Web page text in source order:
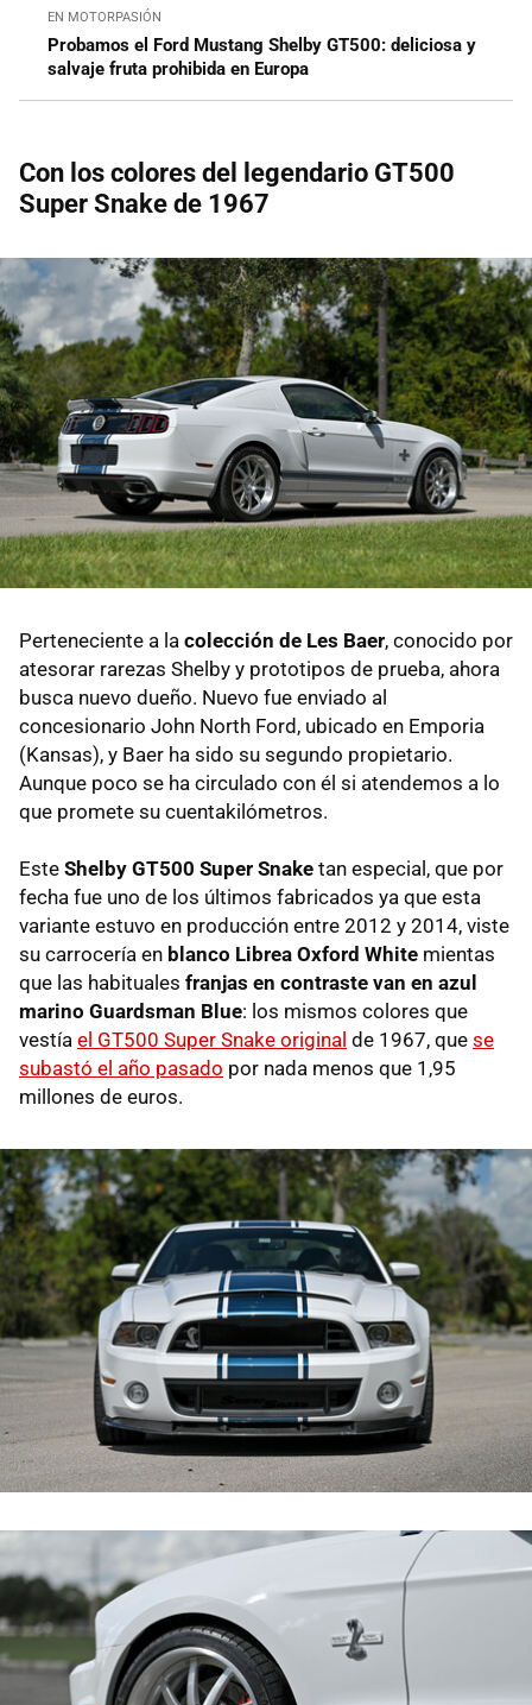
EN MOTORPASIÓN
Probamos el Ford Mustang Shelby GT500: deliciosa y
salvaje fruta prohibida en Europa
Con los colores del legendario GT500
Super Snake de 1967
Perteneciente a la colección de Les Baer, conocido por
atesorar rarezas Shelby y prototipos de prueba, ahora
busca nuevo dueño. Nuevo fue enviado al
concesionario John North Ford, ubicado en Emporia
(Kansas), y Baer ha sido su segundo propietario.
Aunque poco se ha circulado con él si atendemos a lo
que promete su cuentakilómetros.
Este Shelby GT500 Super Snake tan especial, que por
fecha fue uno de los últimos fabricados ya que esta
variante estuvo en producción entre 2012 y 2014, viste
su carrocería en blanco Librea Oxford White mientas
que las habituales franjas en contraste van en azul
marino Guardsman Blue: los mismos colores que
vestía el GT500 Super Snake original de 1967, que se
subastó el año pasado por nada menos que 1,95
millones de euros.